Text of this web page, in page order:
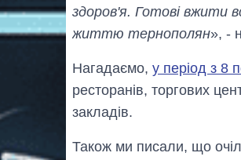
здоров'я. Готові вжити
життю тернополян», -
Нагадаємо, у період з 8
ресторанів, торгових
закладів.
Також ми писали, що